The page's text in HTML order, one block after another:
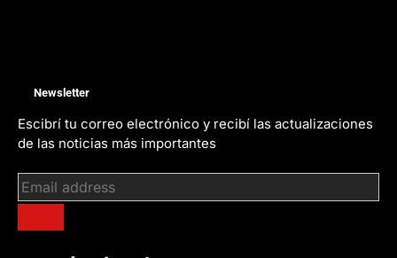
Newsletter
Escibrí tu correo electrónico y recibí las actualizaciones
de las noticias más importantes